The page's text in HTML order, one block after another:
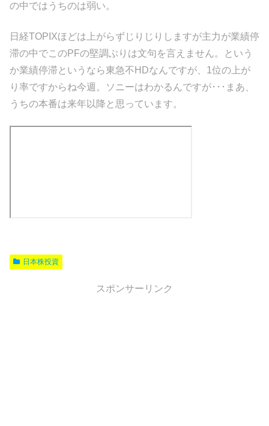
の中ではうちのは弱い。
日経TOPIXほどは上がらずじりじりしますが主力が業績停
滞の中でこのPFの堅調ぶりは文句を言えません。という
か業績停滞というなら東急不HDなんですが、1位の上が
り率ですからね今週。ソニーはわかるんですが･･･まあ、
うちの本番は来年以降と思っています。
日本株投資
スポンサーリンク